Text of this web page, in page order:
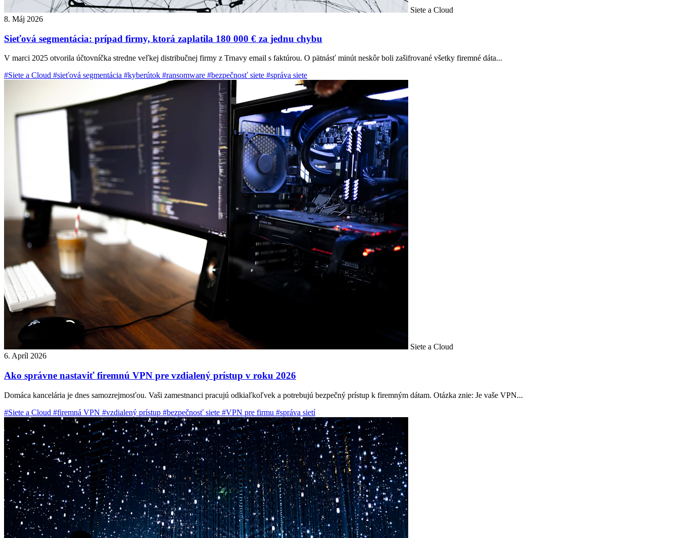
Siete a Cloud
8. Máj 2026
Sieťová segmentácia: prípad firmy, ktorá zaplatila 180 000 € za jednu chybu
V marci 2025 otvorila účtovníčka stredne veľkej distribučnej firmy z Trnavy email s faktúrou. O pätnásť minút neskôr boli zašifrované všetky firemné dáta...
#Siete a Cloud #sieťová segmentácia #kyberútok #ransomware #bezpečnosť siete #správa siete
Siete a Cloud
6. Apríl 2026
Ako správne nastaviť firemnú VPN pre vzdialený prístup v roku 2026
Domáca kancelária je dnes samozrejmosťou. Vaši zamestnanci pracujú odkiaľkoľvek a potrebujú bezpečný prístup k firemným dátam. Otázka znie: Je vaše VPN...
#Siete a Cloud #firemná VPN #vzdialený prístup #bezpečnosť siete #VPN pre firmu #správa sietí